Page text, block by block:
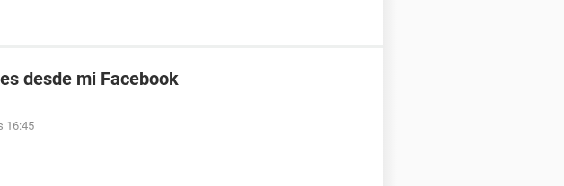
desde mi Facebook
16:45